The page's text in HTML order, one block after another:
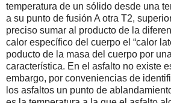
temperatura de un sólido desde una
a su punto de fusión A otra T2,
preciso sumar al producto de la
calor específico del cuerpo el “calor
poducto de la masa del cuerpo por
característica. En el asfalto no existe
embargo, por conveniencias de
los asfaltos un punto de